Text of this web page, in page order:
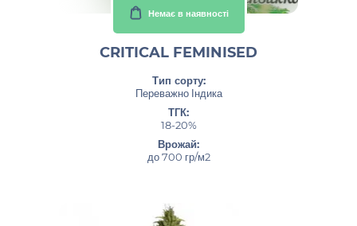
Немає в наявності
CRITICAL FEMINISED
Тип сорту:
Переважно Індика
ТГК:
18-20%
Врожай:
до 700 гр/м2